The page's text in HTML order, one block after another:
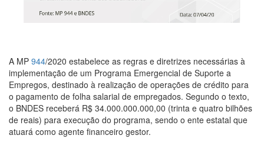
A MP 944/2020 estabelece as regras e diretrizes necessárias à
implementação de um Programa Emergencial de Suporte a
Empregos, destinado à realização de operações de crédito para
o pagamento de folha salarial de empregados. Segundo o texto,
o BNDES receberá R$ 34.000.000.000,00 (trinta e quatro bilhões
de reais) para execução do programa, sendo o ente estatal que
atuará como agente financeiro gestor.